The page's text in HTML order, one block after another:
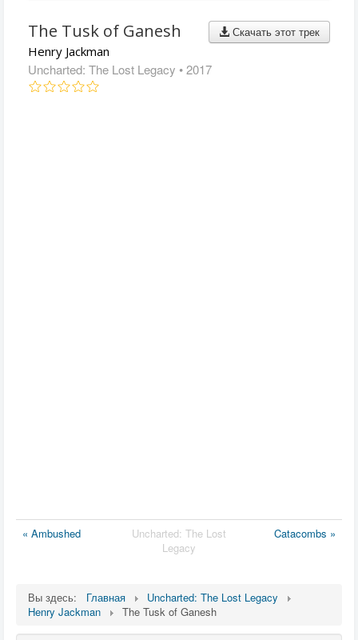
Скачать этот трек
The Tusk of Ganesh
Henry Jackman
Uncharted: The Lost Legacy • 2017
« Ambushed
Uncharted: The Lost
Legacy
Catacombs »
Вы здесь: Главная
Uncharted: The Lost Legacy
Henry Jackman
The Tusk of Ganesh